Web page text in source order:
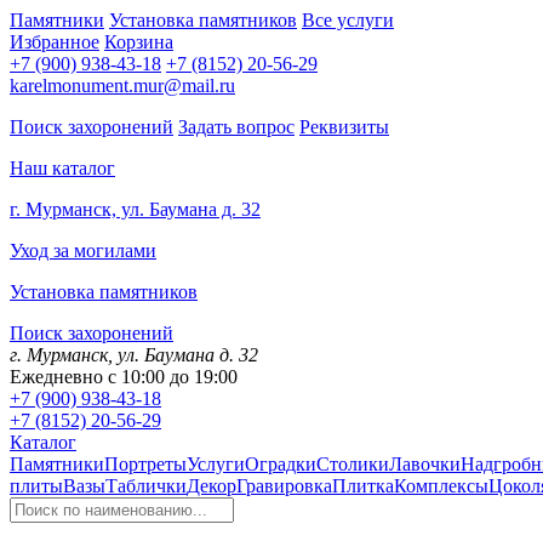
Памятники Установка памятников Все услуги
Избранное Корзина
+7 (900) 938-43-18 +7 (8152) 20-56-29
karelmonument.mur@mail.ru
Поиск захоронений Задать вопрос Реквизиты
Наш каталог
г. Мурманск, ул. Баумана д. 32
Уход за могилами
Установка памятников
Поиск захоронений
г. Мурманск, ул. Баумана д. 32
Ежедневно с 10:00 до 19:00
+7 (900) 938-43-18
+7 (8152) 20-56-29
Каталог
ПамятникиПортретыУслугиОградкиСтоликиЛавочки
плитыВазыТабличкиДекорГравировкаПлиткаКомплексы